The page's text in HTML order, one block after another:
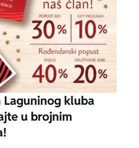
Laguninog kluba
u brojnim